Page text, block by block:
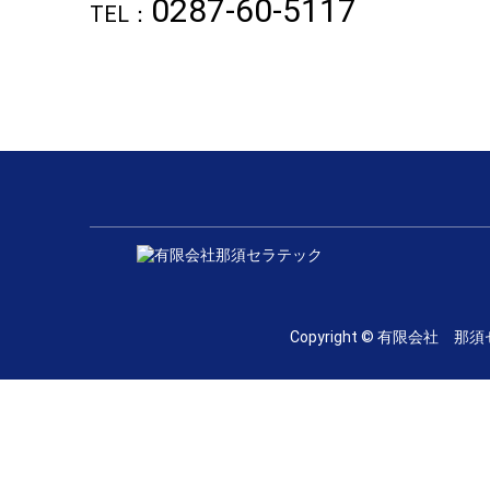
TEL： 0287-60-5117
Copyright © 有限会社 那須